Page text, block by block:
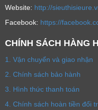
Website: http://
Facebook: https://
CHÍNH SÁCH HÀNG
1. Vận chuyển và giao nhận
2. Chính sách bảo hành
3. Hình thức thanh toán
4. Chính sách hoàn tiền đổi